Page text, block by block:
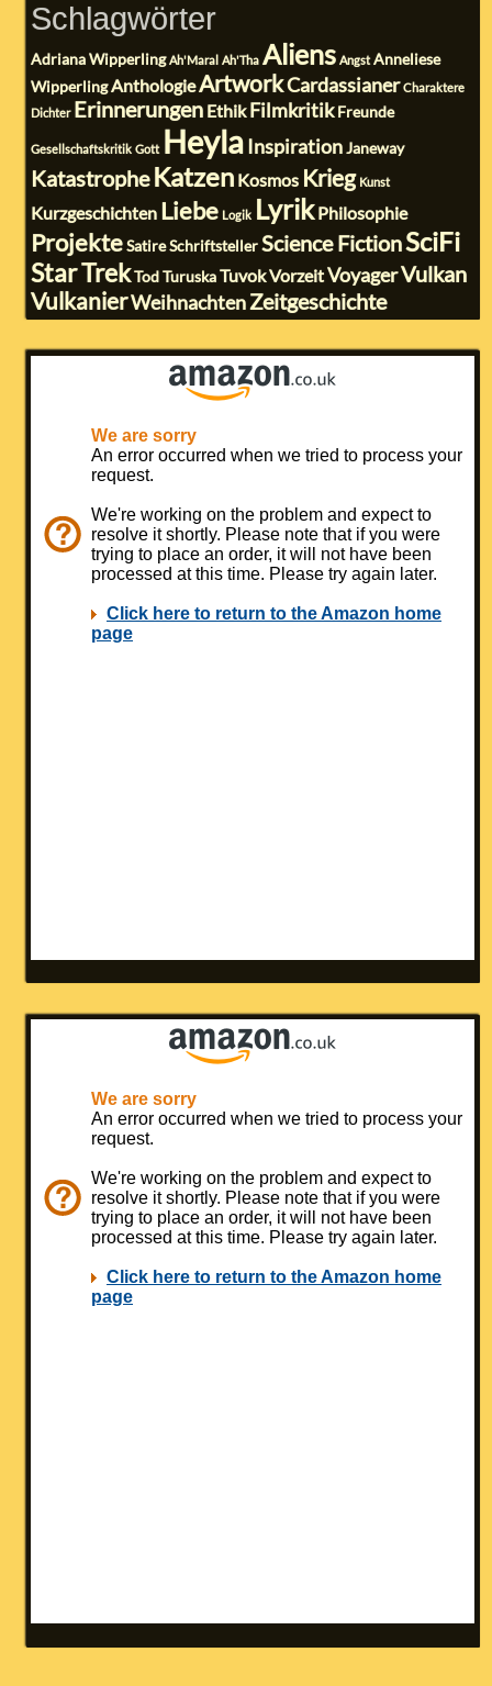
Schlagwörter
Adriana Wipperling Ah'Maral Ah'Tha Aliens Angst Anneliese
WipperlingAnthologieArtworkCardassianer Charaktere
Dichter Erinnerungen EthikFilmkritik Freunde
Gesellschaftskritik Gott HeylaInspiration Janeway
Katastrophe Katzen Kosmos Krieg Kunst
Kurzgeschichten Liebe Logik LyrikPhilosophie
Projekte SatireSchriftsteller Science FictionSciFi
Star TrekTod Turuska TuvokVorzeitVoyagerVulkan
VulkanierWeihnachtenZeitgeschichte